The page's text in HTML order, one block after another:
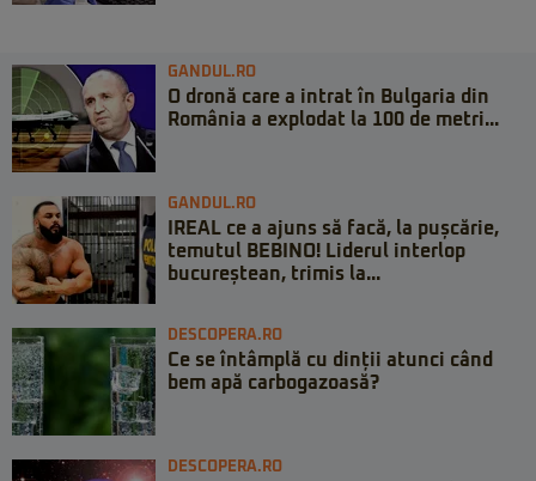
GANDUL.RO
O dronă care a intrat în Bulgaria din
România a explodat la 100 de metri...
GANDUL.RO
IREAL ce a ajuns să facă, la pușcărie,
temutul BEBINO! Liderul interlop
bucureștean, trimis la...
DESCOPERA.RO
Ce se întâmplă cu dinții atunci când
bem apă carbogazoasă?
DESCOPERA.RO